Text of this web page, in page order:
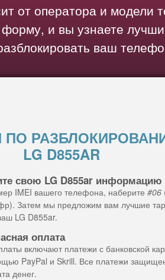
от оператора и модели
и вы узнаете
ваш
ПО
LG D855AR
свою LG D855ar информацию
IMEI вашего телефона, наберите #06
Затем мы предложим вам лучшие
LG D855ar.
оплата
включают платежи с банковской
PayPal и Skrill. Все платежи
денег.